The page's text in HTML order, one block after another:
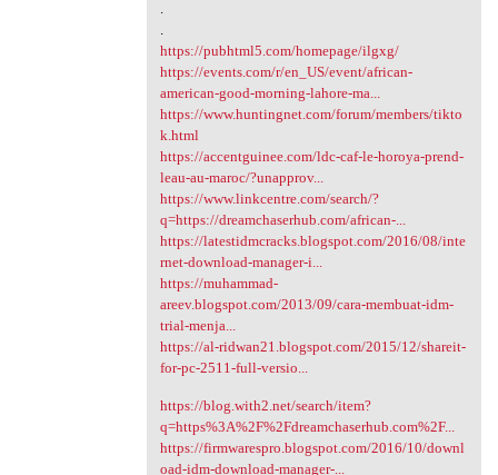
https://pubhtml5.com/homepage/ilgxg/
https://events.com/r/en_US/event/african-
american-good-morning-lahore-ma...
https://www.huntingnet.com/forum/members/tikto
k.html
https://accentguinee.com/ldc-caf-le-horoya-prend-
leau-au-maroc/?unapprov...
https://www.linkcentre.com/search/?
q=https://dreamchaserhub.com/african-...
https://latestidmcracks.blogspot.com/2016/08/inte
rnet-download-manager-i...
https://muhammad-
areev.blogspot.com/2013/09/cara-membuat-idm-
trial-menja...
https://al-ridwan21.blogspot.com/2015/12/shareit-
for-pc-2511-full-versio...
https://blog.with2.net/search/item?
q=https%3A%2F%2Fdreamchaserhub.com%2F...
https://firmwarespro.blogspot.com/2016/10/downl
oad-idm-download-manager-...